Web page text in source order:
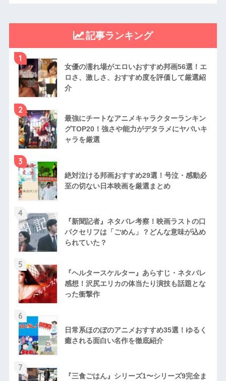
記事ランキング
1
女優の濡れ場がエロいおすすめ邦画56選！エ
ロさ、激しさ、おすすめ度を評価して厳選紹
介
2
最強にチートなアニメキャラクターランキン
グTOP20！強さや能力がデタラメにヤバいキ
ャラを厳選
3
絶対泣ける邦画おすすめ29選！号泣・感動必
至の切ない日本映画を厳選まとめ
4
『新聞記者』ネタバレ考察！映画ラストの口
パクセリフは「ごめん」？どんな意味が込め
られていた？
5
『ヘルタースケルター』あらすじ・ネタバレ
感想！沢尻エリカの体当たり演技も話題とな
った衝撃作
6
日常系ほのぼのアニメおすすめ35選！ゆるく
癒される面白い名作を徹底紹介
7
『三食ごはん』シリーズ1〜シリーズ9完全ま